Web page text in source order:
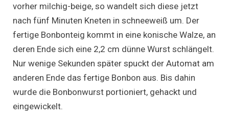
vorher milchig-beige, so wandelt sich diese jetzt
nach fünf Minuten Kneten in schneeweiß um. Der
fertige Bonbonteig kommt in eine konische Walze, an
deren Ende sich eine 2,2 cm dünne Wurst schlängelt.
Nur wenige Sekunden später spuckt der Automat am
anderen Ende das fertige Bonbon aus. Bis dahin
wurde die Bonbonwurst portioniert, gehackt und
eingewickelt.